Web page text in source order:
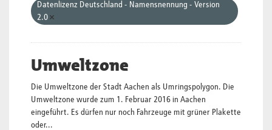
Datenlizenz Deutschland - Namensnennung - Version
2.0
Umweltzone
Die Umweltzone der Stadt Aachen als Umringspolygon. Die
Umweltzone wurde zum 1. Februar 2016 in Aachen
eingeführt. Es dürfen nur noch Fahrzeuge mit grüner Plakette
oder...